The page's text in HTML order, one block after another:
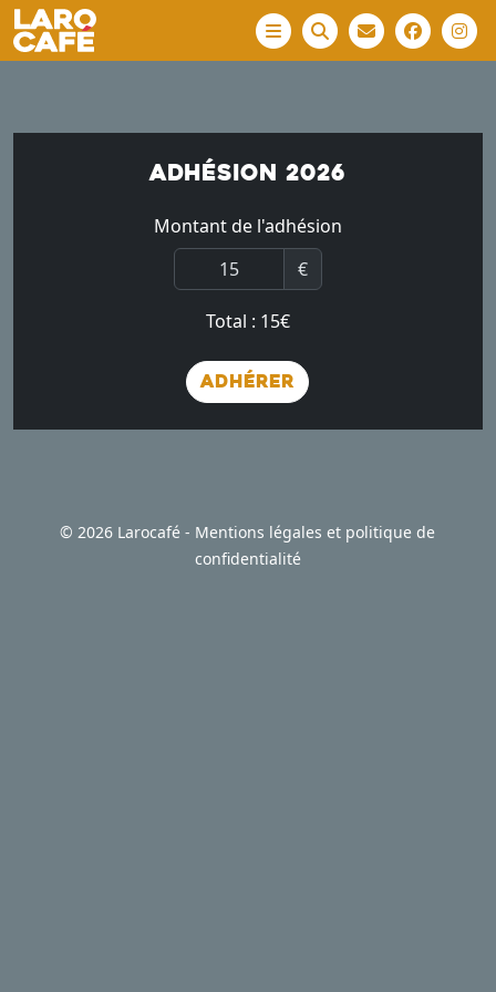
Menu
Adhésion 2026
Montant de l'adhésion
€
Total : 15€
Adhérer
© 2026 Larocafé - Mentions légales et politique de
confidentialité